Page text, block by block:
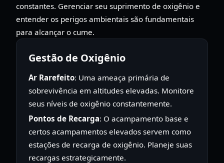
constantes. Gerenciar seu suprimento de oxigênio e
entender os perigos ambientais são fundamentais
para alcançar o cume.
Gestão de Oxigênio
Ar Rarefeito: Uma ameaça primária de
sobrevivência em altitudes elevadas. Monitore
seus níveis de oxigênio constantemente.
Pontos de Recarga: O acampamento base e
certos acampamentos elevados servem como
estações de recarga de oxigênio. Planeje suas
recargas estrategicamente.